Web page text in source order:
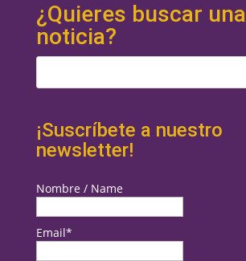
¿Quieres buscar una
noticia?
¡Suscríbete a nuestro
newsletter!
Nombre / Name
Email*